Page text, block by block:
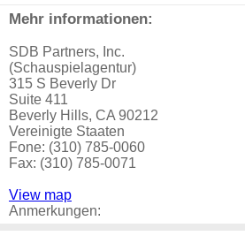
Mehr informationen:
SDB Partners, Inc.
(Schauspielagentur)
315 S Beverly Dr
Suite 411
Beverly Hills, CA 90212
Vereinigte Staaten
Fone: (310) 785-0060
Fax: (310) 785-0071
View map
Anmerkungen: